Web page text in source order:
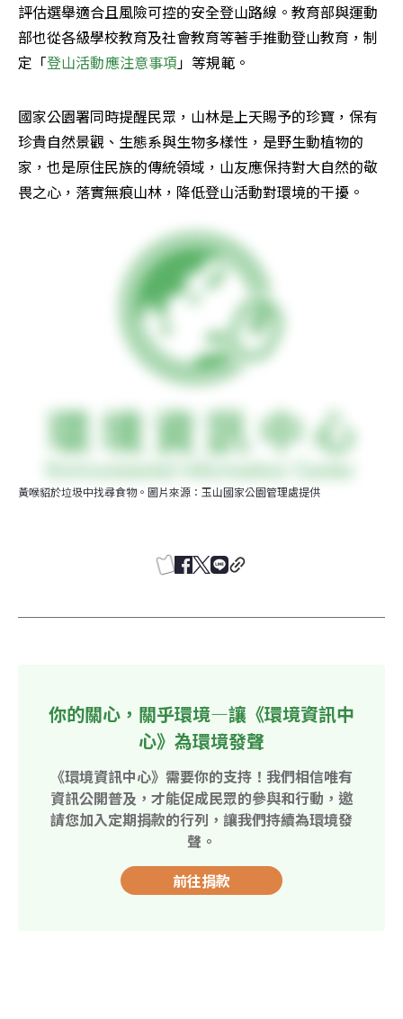
評估選舉適合且風險可控的安全登山路線。教育部與運動
部也從各級學校教育及社會教育等著手推動登山教育，制
定「登山活動應注意事項」等規範。
國家公園署同時提醒民眾，山林是上天賜予的珍寶，保有
珍貴自然景觀、生態系與生物多樣性，是野生動植物的
家，也是原住民族的傳統領域，山友應保持對大自然的敬
畏之心，落實無痕山林，降低登山活動對環境的干擾。
黃喉貂於垃圾中找尋食物。圖片來源：玉山國家公園管理處提供
你的關心，關乎環境—讓《環境資訊中
心》為環境發聲
《環境資訊中心》需要你的支持！我們相信唯有
資訊公開普及，才能促成民眾的參與和行動，邀
請您加入定期捐款的行列，讓我們持續為環境發
聲。
前往捐款